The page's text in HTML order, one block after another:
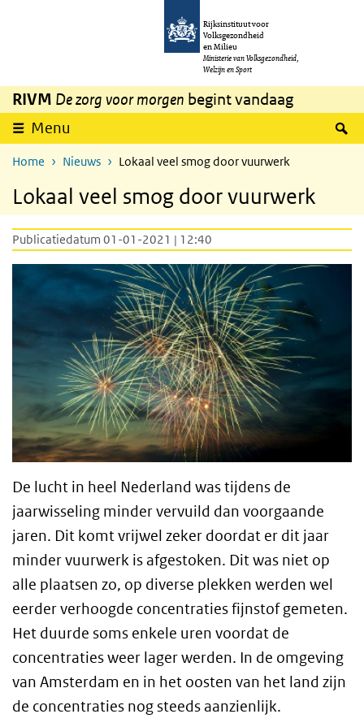
Overslaan en naar de inhoud gaan
Rijksinstituut voor
Volksgezondheid
en Milieu
Ministerie van Volksgezondheid,
Welzijn en Sport
RIVM De zorg voor morgen begint vandaag
Menu
Home Nieuws Lokaal veel smog door vuurwerk
Lokaal veel smog door vuurwerk
Publicatiedatum 01-01-2021 | 12:40
De lucht in heel Nederland was tijdens de
jaarwisseling minder vervuild dan voorgaande
jaren. Dit komt vrijwel zeker doordat er dit jaar
minder vuurwerk is afgestoken. Dit was niet op
alle plaatsen zo, op diverse plekken werden wel
eerder verhoogde concentraties fijnstof gemeten.
Het duurde soms enkele uren voordat de
concentraties weer lager werden. In de omgeving
van Amsterdam en in het oosten van het land zijn
de concentraties nog steeds aanzienlijk.